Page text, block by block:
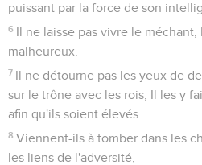
puissant par la force de son
6 Il ne laisse pas vivre le méchant,
malheureux.
7 Il ne détourne pas les yeux de
sur le trône avec les rois, Il les y
afin qu'ils soient élevés.
8 Viennent-ils à tomber dans les
les liens de l'adversité,